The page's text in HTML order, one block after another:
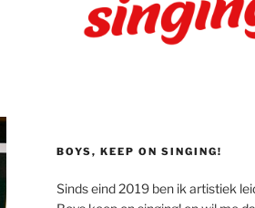
BOYS, KEEP ON SINGING!
Sinds eind 2019 ben ik artistiek